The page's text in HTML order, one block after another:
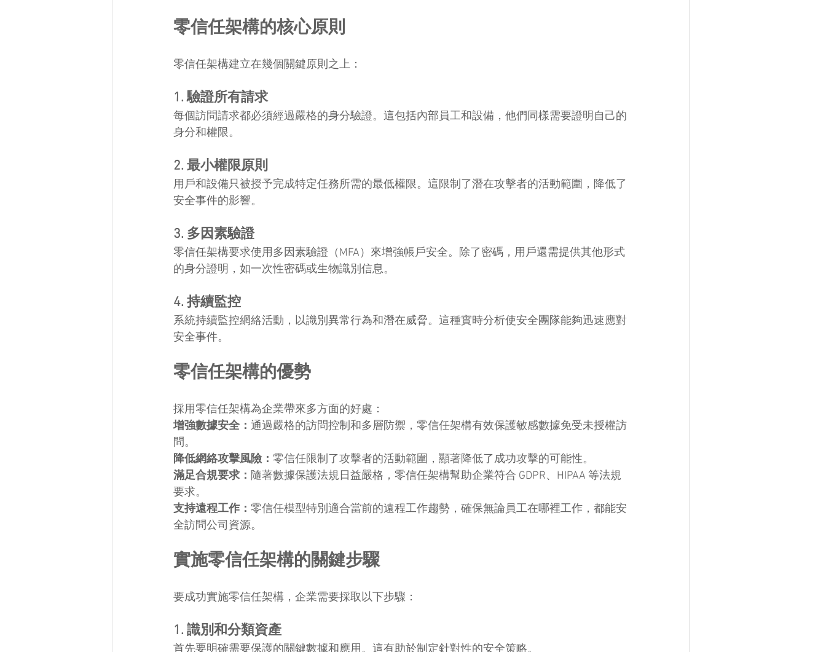
零信任架構的核心原則
零信任架構建立在幾個關鍵原則之上：
1. 驗證所有請求
每個訪問請求都必須經過嚴格的身分驗證。這包括內部員工和設備，他們同樣需要證明自己的
身分和權限。
2. 最小權限原則
用戶和設備只被授予完成特定任務所需的最低權限。這限制了潛在攻擊者的活動範圍，降低了
安全事件的影響。
3. 多因素驗證
零信任架構要求使用多因素驗證（MFA）來增強帳戶安全。除了密碼，用戶還需提供其他形式
的身分證明，如一次性密碼或生物識別信息。
4. 持續監控
系統持續監控網絡活動，以識別異常行為和潛在威脅。這種實時分析使安全團隊能夠迅速應對
安全事件。
零信任架構的優勢
採用零信任架構為企業帶來多方面的好處：
增強數據安全： 通過嚴格的訪問控制和多層防禦，零信任架構有效保護敏感數據免受未授權訪
問。
降低網絡攻擊風險： 零信任限制了攻擊者的活動範圍，顯著降低了成功攻擊的可能性。
滿足合規要求： 隨著數據保護法規日益嚴格，零信任架構幫助企業符合 GDPR、HIPAA 等法規
要求。
支持遠程工作： 零信任模型特別適合當前的遠程工作趨勢，確保無論員工在哪裡工作，都能安
全訪問公司資源。
實施零信任架構的關鍵步驟
要成功實施零信任架構，企業需要採取以下步驟：
1. 識別和分類資產
首先要明確需要保護的關鍵數據和應用。這有助於制定針對性的安全策略。